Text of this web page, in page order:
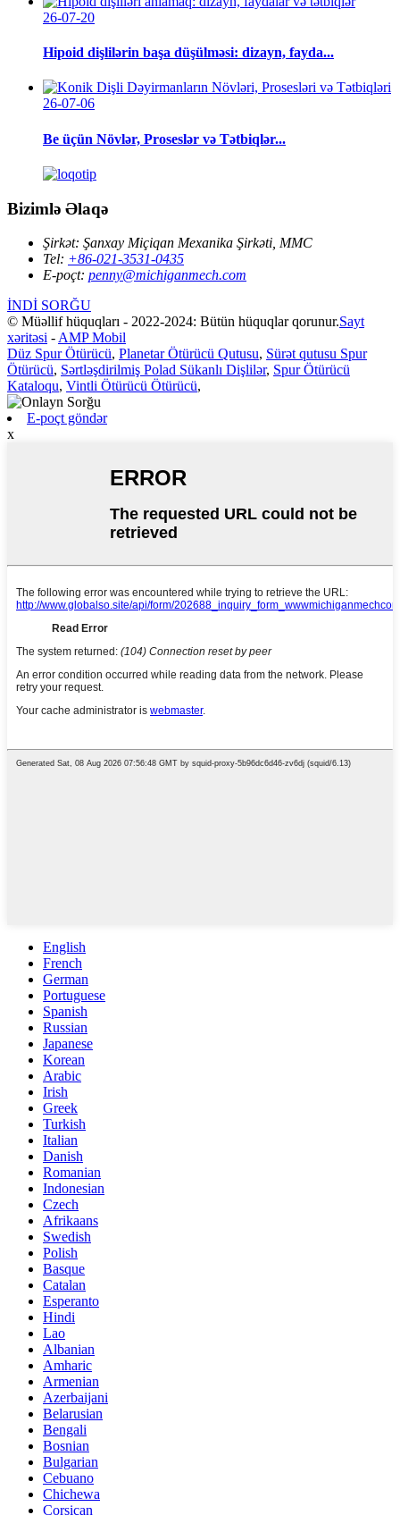
26-07-20
Hipoid dişlilərin başa düşülməsi: dizayn, fayda...
26-07-06
Be üçün Növlər, Proseslər və Tətbiqlər...
Bizimlə Əlaqə
Şirkət: Şanxay Miçiqan Mexanika Şirkəti, MMC
Tel: +86-021-3531-0435
E-poçt: penny@michiganmech.com
İNDİ SORĞU
© Müəllif hüquqları - 2022-2024: Bütün hüquqlar qorunur.Sayt
xəritəsi - AMP Mobil
Düz Spur Ötürücü, Planetar Ötürücü Qutusu, Sürət qutusu Spur
Ötürücü, Sərtləşdirilmiş Polad Sükanlı Dişlilər, Spur Ötürücü
Kataloqu, Vintli Ötürücü Ötürücü,
E-poçt göndər
x
English
French
German
Portuguese
Spanish
Russian
Japanese
Korean
Arabic
Irish
Greek
Turkish
Italian
Danish
Romanian
Indonesian
Czech
Afrikaans
Swedish
Polish
Basque
Catalan
Esperanto
Hindi
Lao
Albanian
Amharic
Armenian
Azerbaijani
Belarusian
Bengali
Bosnian
Bulgarian
Cebuano
Chichewa
Corsican